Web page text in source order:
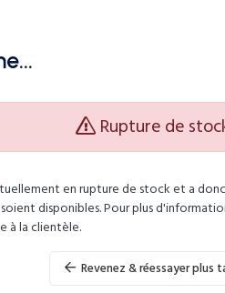
Rupture de
en rupture de stock et a
disponibles. Pour plus
à la clientèle.
Revenez & réessayer plus